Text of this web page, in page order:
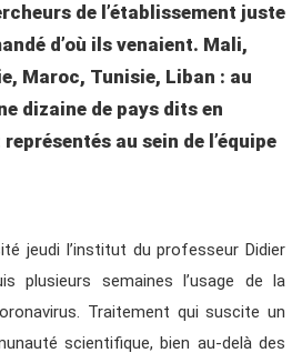
de l’établissement juste
d’où ils venaient. Mali,
Maroc, Tunisie, Liban : au
dizaine de pays dits en
au sein de l’équipe
jeudi l’institut du professeur Didier
plusieurs semaines l’usage de la
Traitement qui suscite un
scientifique, bien au-delà des